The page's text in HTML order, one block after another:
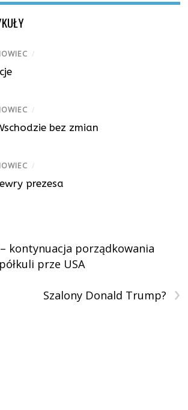
/
/
bez zmian
/
prezesa
kontynuacja porządkowania
prze USA
›
Szalony Donald Trump?